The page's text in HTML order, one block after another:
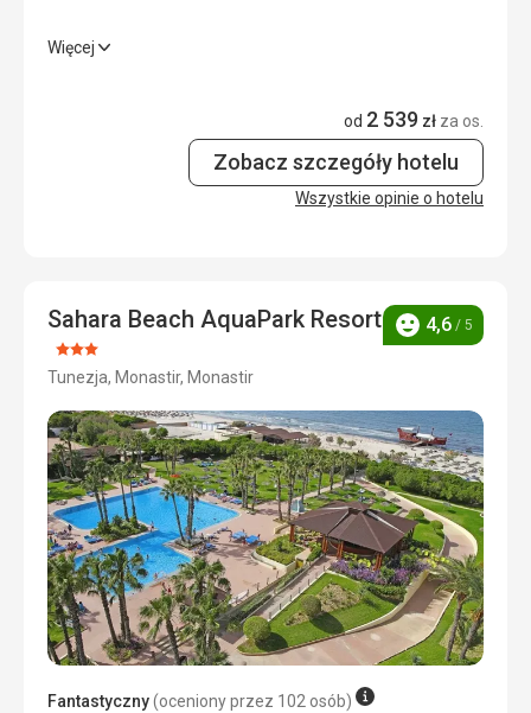
Cena
3,0 / 5
4,0
Więcej
od 2 539 zł za os.
Zobacz szczegóły hotelu
Wszystkie opinie o hotelu
Sahara Beach AquaPark Resort
Ocena:
3/5
Tunezja, Monastir, Monastir
Ocena
4,6 / 5
Fantastyczny(oceniony przez 102 osób)